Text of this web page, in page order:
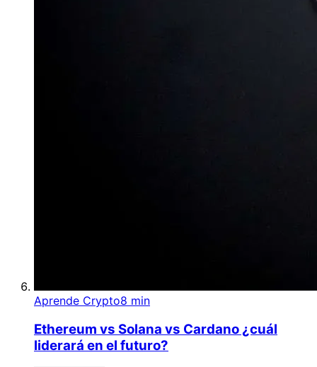
Aprende Crypto8 min
Ethereum vs Solana vs Cardano ¿cuál
liderará en el futuro?